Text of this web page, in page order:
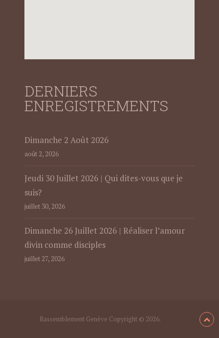
DERNIERS
ENREGISTREMENTS
Dimanche 2 Août 2026
août 2, 2026
Jeudi 30 Juillet 2026 | Qui dites-vous que je
suis?
juillet 30, 2026
Dimanche 26 Juillet 2026 | Réaliser l’amour
divin comme disciples
juillet 27, 2026
Rassemblement Genève Copyright © 2026.